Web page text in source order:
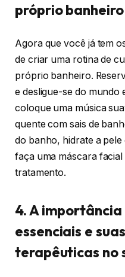
próprio banheiro
Agora que você já tem
de criar uma rotina de
próprio banheiro.
e desligue-se do mundo
coloque uma música
quente com sais de
do banho, hidrate a
faça uma máscara
tratamento.
4. A importância
essenciais e
terapêuticas no